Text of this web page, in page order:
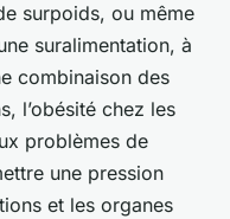
surpoids, ou même
suralimentation, à
combinaison des
l’obésité chez les
problèmes de
une pression
et les organes